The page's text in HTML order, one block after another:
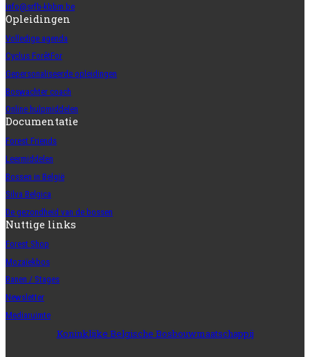
info@srfb-kbbm.be
Opleidingen
Volledige agenda
Cyclus ForêtFor
Gepersonaliseerde opleidingen
Boswachter coach
Online hulpmiddelen
Documentatie
Forest Friends
Leermiddelen
Bossen in België
Silva Belgica
De gezondheid van de bossen
Nuttige links
Forest Shop
Mozaïekbos
Banen / Stages
Newsletter
Mediaruimte
Koninklijke Belgische Bosbouwmaatschappij